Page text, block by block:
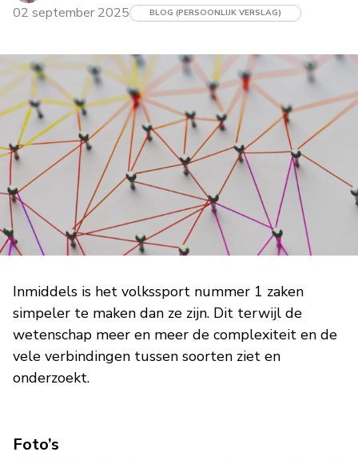
02 september 2025
BLOG (PERSOONLIJK VERSLAG)
Inmiddels is het volkssport nummer 1 zaken
simpeler te maken dan ze zijn. Dit terwijl de
wetenschap meer en meer de complexiteit en de
vele verbindingen tussen soorten ziet en
onderzoekt.
Foto’s